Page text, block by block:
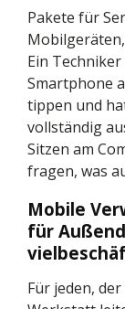
Pakete für
Ein
Smartphone
tippen und
vollständig
Sitzen am
fragen, was
Mobile
für
Für jeden,